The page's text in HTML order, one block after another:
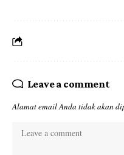
Leave a comment
Alamat email Anda tidak akan